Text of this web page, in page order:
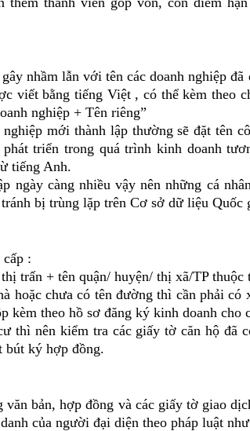
nhầm lẫn với tên các doanh nghiệp đã
viết bằng tiếng Việt , có thể kèm theo
nghiệp + Tên riêng”
mới thành lập thường sẽ đặt tên
triển trong quá trình kinh doanh
tiếng Anh.
càng nhiều vậy nên những cá
bị trùng lặp trên Cơ sở dữ liệu Quốc
:
trấn + tên quận/ huyện/ thị xã/TP
chưa có tên đường thì cần phải có
kèm theo hồ sơ đăng ký kinh doanh cho
nên kiểm tra các giấy tờ căn hộ đã
bút ký hợp đồng.
bản, hợp đồng và các giấy tờ giao
của người đại diện theo pháp luật